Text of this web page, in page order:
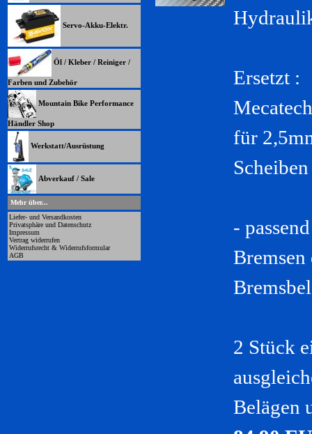
Servo-Akku-Elektr.
Öl / Kleber / Reiniger /
Farben und Zubehör
Mountain Bike Performance
Händler Shop
Werkstatt/Ausrüstung
Abverkauf / Sale
Mehr über...
Liefer- und Versandkosten
Privatsphäre und Datenschutz
Impressum
Vertrag widerrufen
Widerrufsrecht & Widerrufsformular
AGB
Ersetzt :
für
-
2 Stück
Belägen